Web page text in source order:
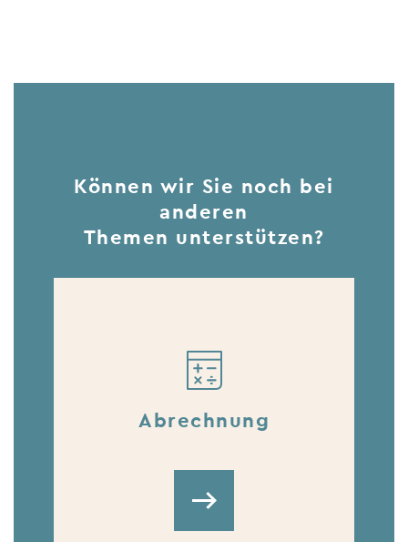
Können wir Sie noch bei
anderen
Themen unterstützen?
Abrechnung